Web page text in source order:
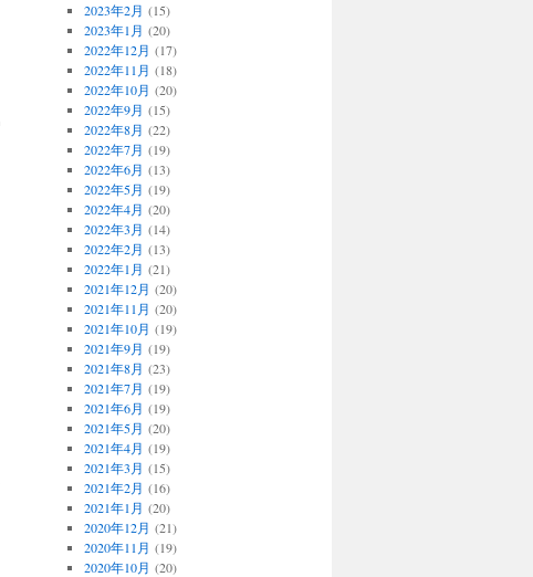
2023年2月 (15)
2023年1月 (20)
2022年12月 (17)
2022年11月 (18)
2022年10月 (20)
2022年9月 (15)
2022年8月 (22)
2022年7月 (19)
2022年6月 (13)
2022年5月 (19)
2022年4月 (20)
2022年3月 (14)
2022年2月 (13)
2022年1月 (21)
2021年12月 (20)
2021年11月 (20)
2021年10月 (19)
2021年9月 (19)
2021年8月 (23)
2021年7月 (19)
2021年6月 (19)
2021年5月 (20)
2021年4月 (19)
2021年3月 (15)
2021年2月 (16)
2021年1月 (20)
2020年12月 (21)
2020年11月 (19)
2020年10月 (20)